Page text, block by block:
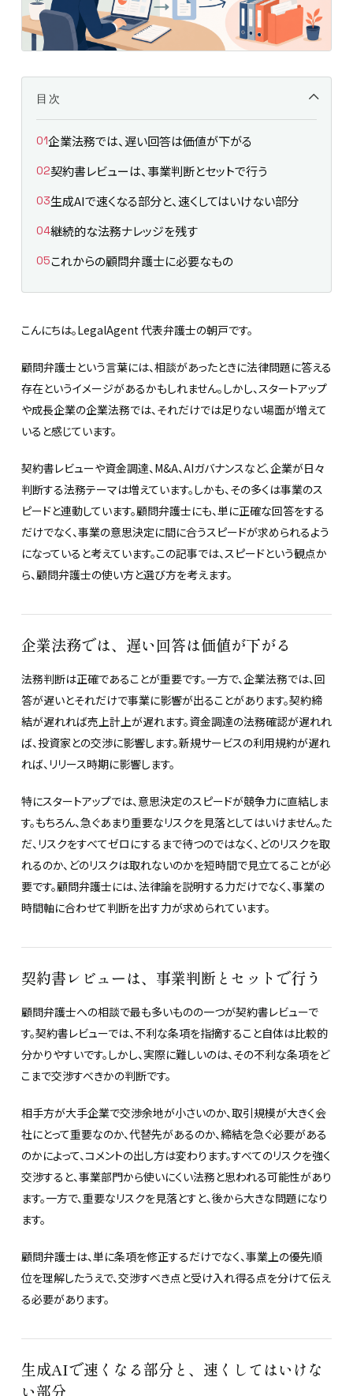
目次
企業法務では、遅い回答は価値が下がる
契約書レビューは、事業判断とセットで行う
生成AIで速くなる部分と、速くしてはいけない部分
継続的な法務ナレッジを残す
これからの顧問弁護士に必要なもの
こんにちは。LegalAgent 代表弁護士の朝戸です。
顧問弁護士という言葉には、相談があったときに法律問題に答える
存在というイメージがあるかもしれません。しかし、スタートアップ
や成長企業の企業法務では、それだけでは足りない場面が増えて
いると感じています。
契約書レビューや資金調達、M&A、AIガバナンスなど、企業が日々
判断する法務テーマは増えています。しかも、その多くは事業のス
ピードと連動しています。顧問弁護士にも、単に正確な回答をする
だけでなく、事業の意思決定に間に合うスピードが求められるよう
になっていると考えています。この記事では、スピードという観点か
ら、顧問弁護士の使い方と選び方を考えます。
企業法務では、遅い回答は価値が下がる
法務判断は正確であることが重要です。一方で、企業法務では、回
答が遅いとそれだけで事業に影響が出ることがあります。契約締
結が遅れれば売上計上が遅れます。資金調達の法務確認が遅れれ
ば、投資家との交渉に影響します。新規サービスの利用規約が遅れ
れば、リリース時期に影響します。
特にスタートアップでは、意思決定のスピードが競争力に直結しま
す。もちろん、急ぐあまり重要なリスクを見落としてはいけません。た
だ、リスクをすべてゼロにするまで待つのではなく、どのリスクを取
れるのか、どのリスクは取れないのかを短時間で見立てることが必
要です。顧問弁護士には、法律論を説明する力だけでなく、事業の
時間軸に合わせて判断を出す力が求められています。
契約書レビューは、事業判断とセットで行う
顧問弁護士への相談で最も多いものの一つが契約書レビューで
す。契約書レビューでは、不利な条項を指摘すること自体は比較的
分かりやすいです。しかし、実際に難しいのは、その不利な条項をど
こまで交渉すべきかの判断です。
相手方が大手企業で交渉余地が小さいのか、取引規模が大きく会
社にとって重要なのか、代替先があるのか、締結を急ぐ必要がある
のかによって、コメントの出し方は変わります。すべてのリスクを強く
交渉すると、事業部門から使いにくい法務と思われる可能性があり
ます。一方で、重要なリスクを見落とすと、後から大きな問題になり
ます。
顧問弁護士は、単に条項を修正するだけでなく、事業上の優先順
位を理解したうえで、交渉すべき点と受け入れ得る点を分けて伝え
る必要があります。
生成AIで速くなる部分と、速くしてはいけな
い部分